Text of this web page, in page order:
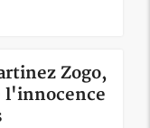
Zogo,
l'innocence